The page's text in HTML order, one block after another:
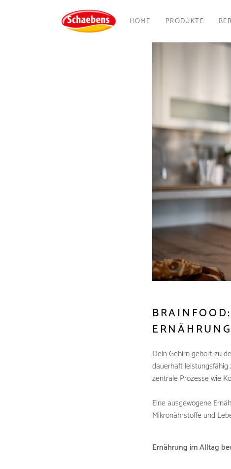
HOME PRODUKTE
ERNÄHRUNG
Dein Gehirn gehört zu
dauerhaft
zentrale Prozesse wie
Eine ausgewogene
Mikronährstoffe und
Ernährung im Alltag